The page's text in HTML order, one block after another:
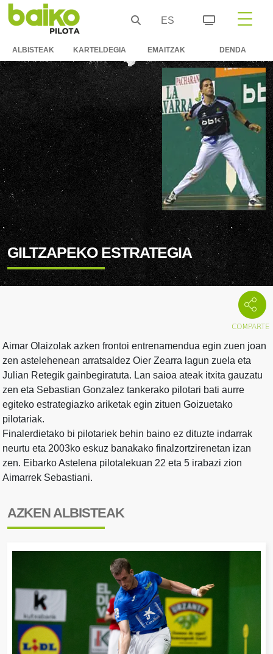
ES
ALBISTEAK KARTELDEGIA EMAITZAK DENDA
GILTZAPEKO ESTRATEGIA
Aimar Olaizolak azken frontoi entrenamendua egin zuen joan
zen astelehenean arratsaldez Oier Zearra lagun zuela eta
Julian Retegik gainbegiratuta. Lan saioa ateak itxita gauzatu
zen eta Sebastian Gonzalez tankerako pilotari bati aurre
egiteko estrategiazko ariketak egin zituen Goizuetako
pilotariak.
Finalerdietako bi pilotariek behin baino ez dituzte indarrak
neurtu eta 2003ko eskuz banakako finalzortzirenetan izan
zen. Eibarko Astelena pilotalekuan 22 eta 5 irabazi zion
Aimarrek Sebastiani.
AZKEN ALBISTEAK